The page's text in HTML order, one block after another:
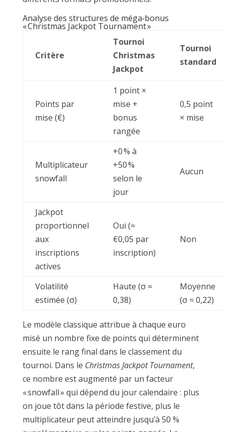
Analyse des structures de méga‑bonus
« Christmas Jackpot Tournament »
Critère
Tournoi
Christmas
Jackpot
Tournoi
standard
Points par
mise (€)
1 point ×
mise +
bonus
rangée
0,5 point
× mise
Multiplicateur
snowfall
+0 % à
+50 %
selon le
jour
Aucun
Jackpot
proportionnel
aux
inscriptions
actives
Oui (≈
€0,05 par
inscription)
Non
Volatilité
estimée (σ)
Haute (σ ≈
0,38)
Moyenne
(σ ≈ 0,22)
Le modèle classique attribue à chaque euro
misé un nombre fixe de points qui déterminent
ensuite le rang final dans le classement du
tournoi. Dans le Christmas Jackpot Tournament,
ce nombre est augmenté par un facteur
« snowfall » qui dépend du jour calendaire : plus
on joue tôt dans la période festive, plus le
multiplicateur peut atteindre jusqu’à 50 %